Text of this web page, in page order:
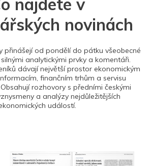
novinách
přinášejí od pondělí do pátku všeobecné
analytickými prvky a komentáři.
dávají největší prostor ekonomickým
finančním trhům a servisu
rozhovory s předními českými
a analýzy nejdůležitějších
událostí.